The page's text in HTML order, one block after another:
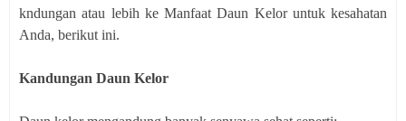
kndungan atau lebih ke Manfaat Daun Kelor untuk kesahatan
Anda, berikut ini.
Kandungan Daun Kelor